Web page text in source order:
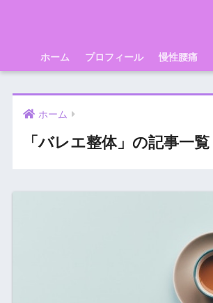
ホーム プロフィール 慢性腰痛
ホーム
「バレエ整体」の記事一覧